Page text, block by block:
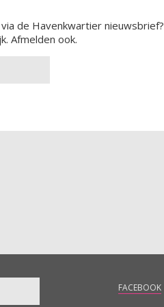
de Havenkwartier nieuwsbrief?
Afmelden ook.
FACEBOOK